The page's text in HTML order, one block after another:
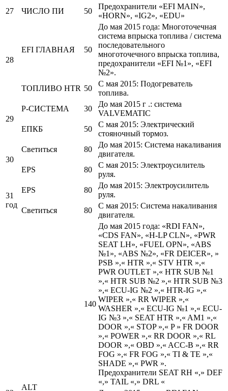
27
ЧИСЛО ПИ 50
Предохранители «EFI MAIN»,
«HORN», «IG2», «EDU»
28
EFI ГЛАВНАЯ 50
До мая 2015 года: Многоточечная
система впрыска топлива / система
последовательного
многоточечного впрыска топлива,
предохранители «EFI №1», «EFI
№2».
ТОПЛИВО HTR 50
С мая 2015: Подогреватель
топлива.
29
P-СИСТЕМА 30
До мая 2015 г .: система
VALVEMATIC
ЕПКБ
50
С мая 2015: Электрический
стояночный тормоз.
30
Светиться 80
До мая 2015: Система накаливания
двигателя.
EPS
80
С мая 2015: Электроусилитель
руля.
31
год
EPS 80
До мая 2015: Электроусилитель
руля.
Светиться
80
С мая 2015: Система накаливания
двигателя.
ALT
140
До мая 2015 года: «RDI FAN»,
«CDS FAN», «H-LP CLN», «PWR
SEAT LH», «FUEL OPN», «ABS
№1», «ABS №2», «FR DEICER», »
PSB »,« HTR »,« STV HTR »,«
PWR OUTLET »,« HTR SUB №1
»,« HTR SUB №2 »,« HTR SUB №3
»,« ECU-IG №2 »,« HTR-IG »,«
WIPER »,« RR WIPER »,«
WASHER »,« ECU-IG №1 »,« ECU-
IG №3 »,« SEAT HTR »,« AM1 »,«
DOOR »,« STOP »,« P » FR DOOR
»,« POWER »,« RR DOOR »,« RL
DOOR »,« OBD »,« ACC-B »,« RR
FOG »,« FR FOG »,« TI & TE »,«
SHADE »,« PWR ».
Предохранители SEAT RH «,» DEF
«,» TAIL «,» DRL «